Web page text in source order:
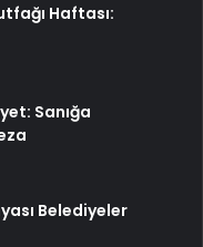
Haftası:
Sanığa
Belediyeler